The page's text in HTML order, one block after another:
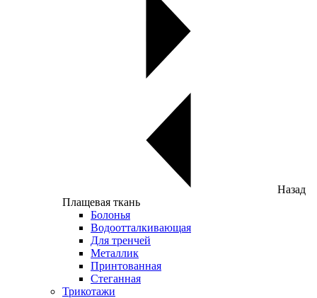
Назад
Плащевая ткань
Болонья
Водоотталкивающая
Для тренчей
Металлик
Принтованная
Стеганная
Трикотажи